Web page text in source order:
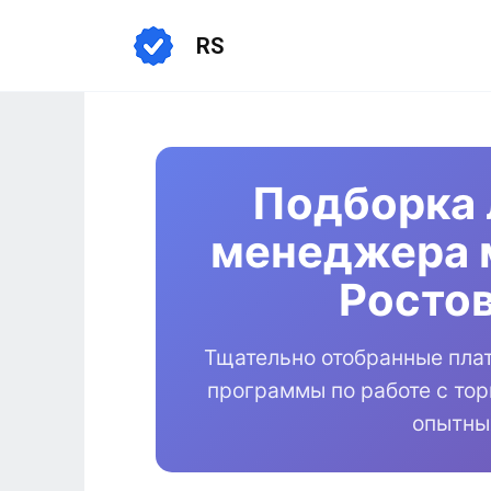
RS
Подборка
менеджера
Тщательно отобранные
программы по работе с